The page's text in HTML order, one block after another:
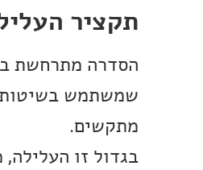
תקציר
הסדרה מתרחשת
שמשתמש בשיטות
מתקשים.
בגדול זו